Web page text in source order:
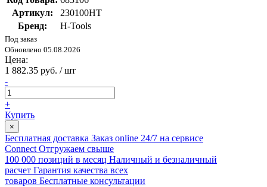
Артикул:
230100HT
Бренд:
H-Tools
Под заказ
Обновлено 05.08.2026
Цена:
1 882.35 руб. / шт
-
+
Купить
×
Бесплатная доставка Заказ online 24/7 на сервисе
Connect Отгружаем свыше
100 000 позиций в месяц Наличный и безналичный
расчет Гарантия качества всех
товаров Бесплатные консультации